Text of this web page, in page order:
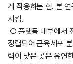
게 작용하는 힘. 본
시킴.
○ 플랫폼 내부에서
정렬되어 근육세포
력이 낮은 곳은 유연